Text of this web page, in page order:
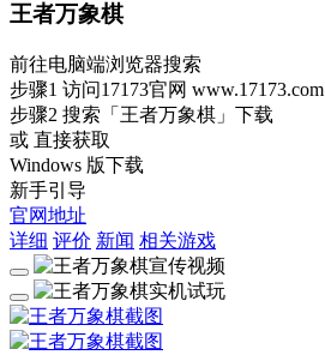
王者万象棋
前往电脑端浏览器搜索
步骤1 访问17173官网 www.17173.com
步骤2 搜索 「王者万象棋」 下载
或 直接获取
Windows 版下载
新手引导
官网地址
详细 评价 新闻 相关游戏